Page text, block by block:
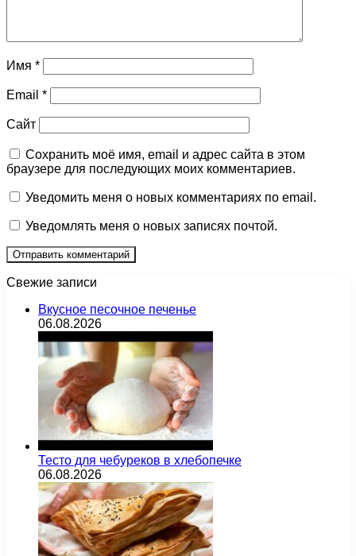
Имя *
Email *
Сайт
Сохранить моё имя, email и адрес сайта в этом
браузере для последующих моих комментариев.
Уведомить меня о новых комментариях по email.
Уведомлять меня о новых записях почтой.
Свежие записи
Вкусное песочное печенье
06.08.2026
Тесто для чебуреков в хлебопечке
06.08.2026